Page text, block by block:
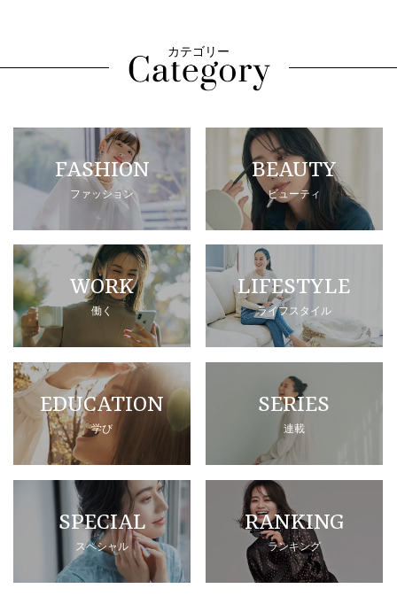
カテゴリー
FASHION
ファッション
BEAUTY
ビューティ
WORK
働く
LIFESTYLE
ライフスタイル
EDUCATION
学び
SERIES
連載
SPECIAL
スペシャル
RANKING
ランキング